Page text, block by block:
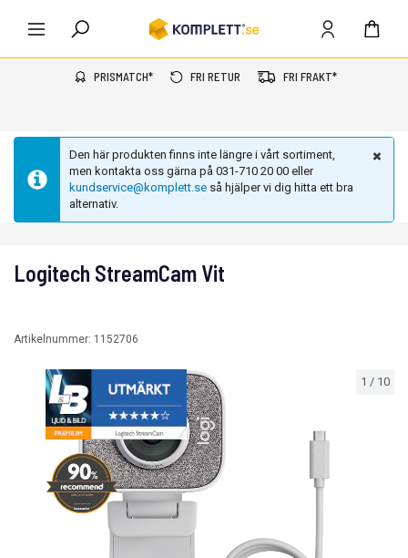
PRISMATCH* FRI RETUR FRI FRAKT*
Den här produkten finns inte längre i vårt sortiment,
men kontakta oss gärna på 031-710 20 00 eller
kundservice@komplett.se så hjälper vi dig hitta ett bra
alternativ.
1 / 10
Logitech StreamCam Vit
Artikelnummer: 1152706